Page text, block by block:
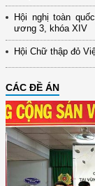
Hội nghị toàn
ương 3, khóa XIV
Hội Chữ thập đỏ
CÁC ĐỀ ÁN